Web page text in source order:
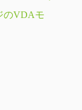
のVDAモ